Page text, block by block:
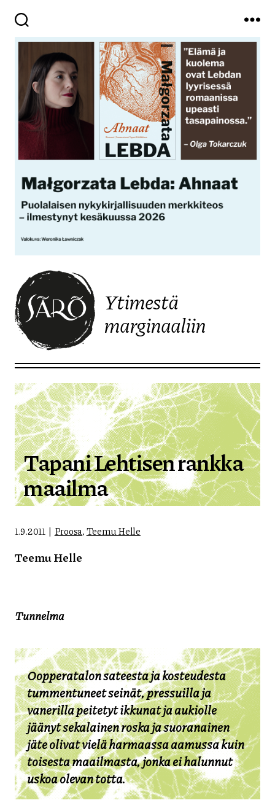
Ytimestä
marginaaliin
Tapani Lehtisen rankka
maailma
1.9.2011 Proosa,Teemu Helle
Teemu Helle
Tunnelma
Oopperatalon sateesta ja kosteudesta
tummentuneet seinät, pressuilla ja
vanerilla peitetyt ikkunat ja aukiolle
jäänyt sekalainen roska ja suoranainen
jäte olivat vielä harmaassa aamussa kuin
toisesta maailmasta, jonka ei halunnut
uskoa olevan totta.